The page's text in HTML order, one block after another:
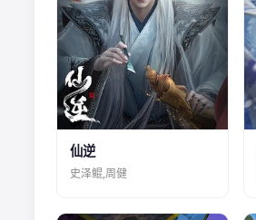
仙逆
史泽鲲,周健